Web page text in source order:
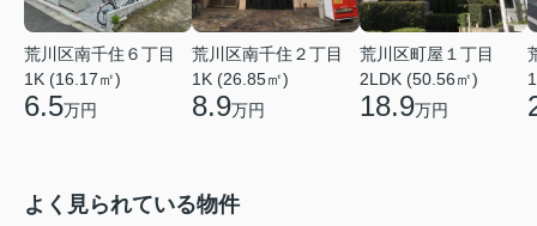
荒川区南千住６丁目
1K (16.17㎡)
6.5万円
荒川区南千住２丁目
1K (26.85㎡)
8.9万円
荒川区町屋１丁目
2LDK (50.56㎡)
18.9万円
よく見られている物件